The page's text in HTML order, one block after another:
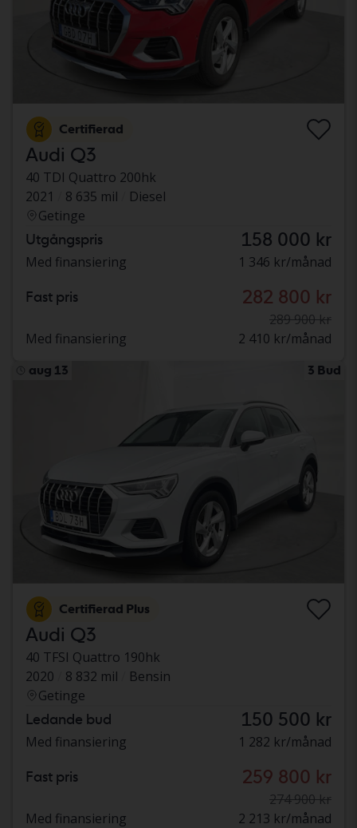
Certifierad
Audi Q3
40 TDI Quattro 200hk
2021
8 635 mil
Diesel
Getinge
Utgångspris 158 000 kr
Med finansiering 1 346 kr/månad
Fast pris 282 800 kr
289 900 kr
Med finansiering
2 410 kr/månad
aug 13 3 Bud
Certifierad Plus
Audi Q3
40 TFSI Quattro 190hk
2020
8 832 mil
Bensin
Getinge
Ledande bud 150 500 kr
Med finansiering 1 282 kr/månad
Fast pris 259 800 kr
274 900 kr
Med finansiering
2 213 kr/månad